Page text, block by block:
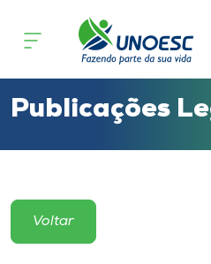
Cursos
Atendimento ao Estudante
Portal de Ensino
Publicações
Voltar